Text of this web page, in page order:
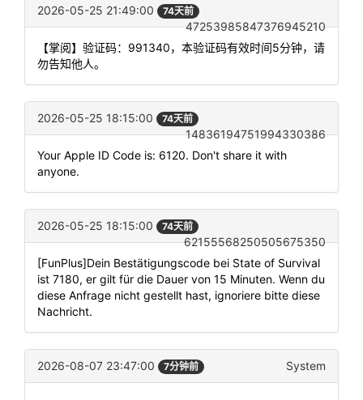
2026-05-25 21:49:00 74天前
47253985847376945210
【掌阅】验证码：991340，本验证码有效时间5分钟，请
勿告知他人。
2026-05-25 18:15:00 74天前
14836194751994330386
Your Apple ID Code is: 6120. Don't share it with
anyone.
2026-05-25 18:15:00 74天前
62155568250505675350
[FunPlus]Dein Bestätigungscode bei State of Survival
ist 7180, er gilt für die Dauer von 15 Minuten. Wenn du
diese Anfrage nicht gestellt hast, ignoriere bitte diese
Nachricht.
2026-08-07 23:47:00 7分钟前 System